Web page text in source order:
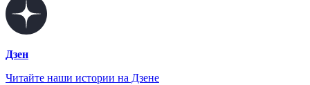
Дзен
Читайте наши истории на Дзене